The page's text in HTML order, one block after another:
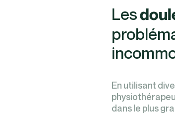
Les
En utilisant
dans le plus